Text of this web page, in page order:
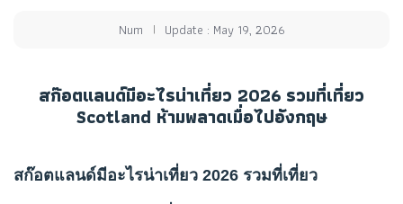
Num Update : May 19, 2026
สก๊อตแลนด์มีอะไรน่าเที่ยว 2026 รวมที่เที่ยว
Scotland ห้ามพลาดเมื่อไปอังกฤษ
สก๊อตแลนด์มีอะไรน่าเที่ยว 2026 รวมที่เที่ยว